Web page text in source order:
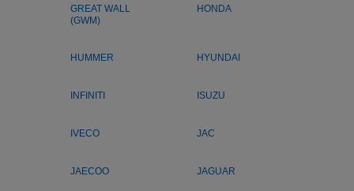
GREAT WALL
(GWM)
HONDA
HUMMER HYUNDAI
INFINITI ISUZU
IVECO JAC
JAECOO JAGUAR